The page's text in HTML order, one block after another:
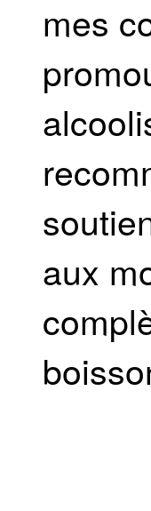
mes
aux